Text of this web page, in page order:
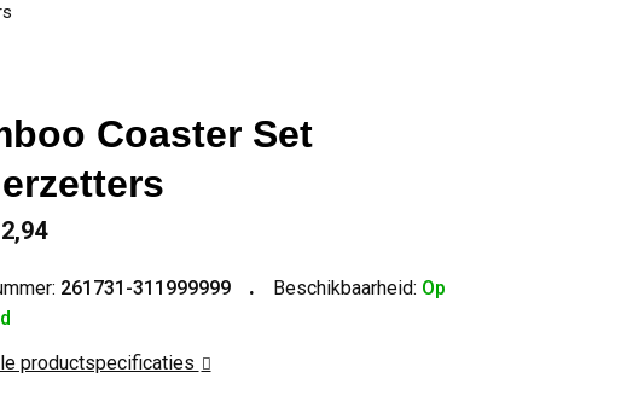
Coaster Set
261731-311999999 Beschikbaarheid: Op
productspecificaties